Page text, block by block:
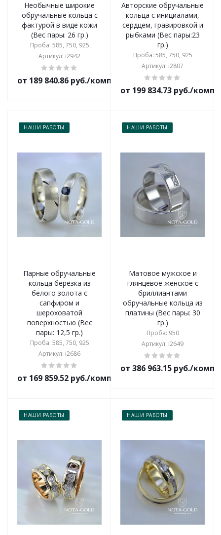
Необычные широкие
обручальные кольца с
фактурой в виде кожи
(Вес пары: 26 гр.)
Проба: 585, 750, 925
Артикул: i2942
от 189 840.86 руб./комплект
Авторские обручальные
кольца с инициалами,
сердцем, гравировкой и
рыбками (Вес пары:23
гр.)
Проба: 585, 750, 925
Артикул: i2807
от 199 834.73 руб./
НАШИ РАБОТЫ
Парные обручальные
кольца берёзка из
белого золота с
сапфиром и
шероховатой
поверхностью (Вес
пары: 12,5 гр.)
Проба: 585, 750, 925
Артикул: i2686
от 169 859.52 руб./комплект
НАШИ РАБОТЫ
Матовое мужское и
глянцевое женское с
бриллиантами
обручальные кольца из
платины (Вес пары: 30
гр.)
Проба: 950
Артикул: i2649
от 386 963.15 руб./
НАШИ РАБОТЫ НАШИ РАБОТЫ